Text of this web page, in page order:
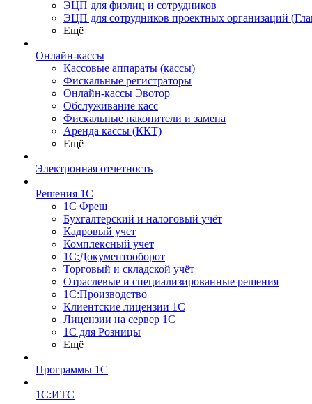
ЭЦП для физлиц и сотрудников
ЭЦП для сотрудников проектных организаций
Ещё
Онлайн-кассы
Кассовые аппараты (кассы)
Фискальные регистраторы
Онлайн-кассы Эвотор
Обслуживание касс
Фискальные накопители и замена
Аренда кассы (ККТ)
Ещё
Электронная отчетность
Решения 1С
1С Фреш
Бухгалтерский и налоговый учёт
Кадровый учет
Комплексный учет
1С:Документооборот
Торговый и складской учёт
Отраслевые и специализированные решения
1С:Производство
Клиентские лицензии 1С
Лицензии на сервер 1С
1С для Розницы
Ещё
Программы 1С
1С:ИТС